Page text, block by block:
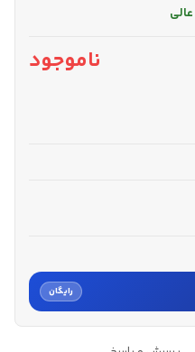
عالی
ناموجود
رایگان